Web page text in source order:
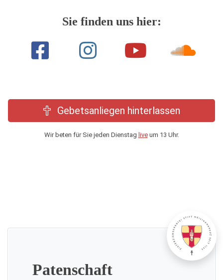
Sie finden uns hier:
Gebetsanliegen hinterlassen
Wir beten für Sie jeden Dienstag liveum 13 Uhr.
Patenschaft